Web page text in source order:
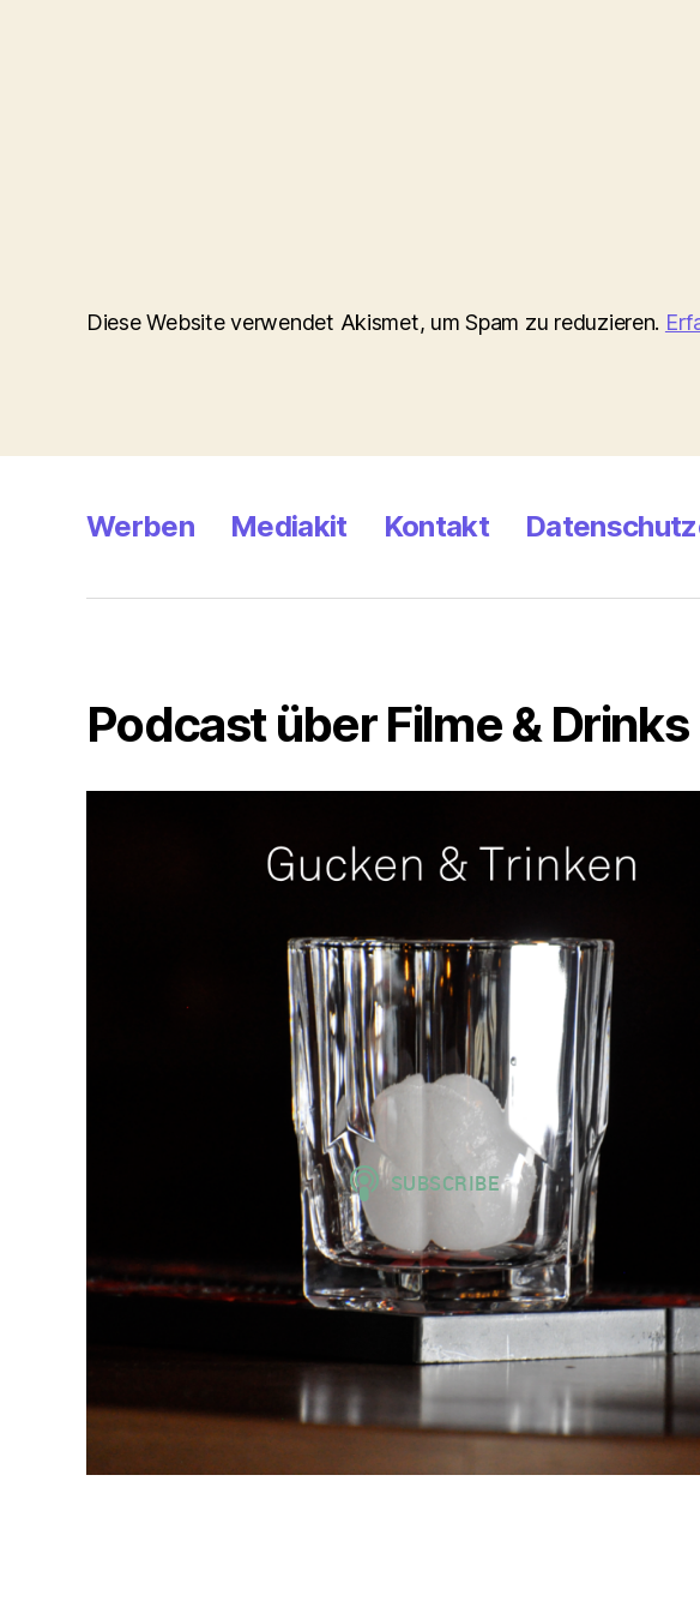
Diese Website verwendet Akismet, um Spam zu reduzieren.
Werben Mediakit Kontakt
Podcast über Filme & Drinks